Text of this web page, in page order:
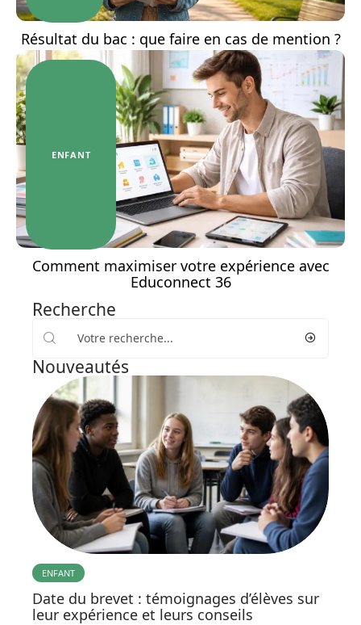
Résultat du bac : que faire en cas de mention ?
ENFANT
Comment maximiser votre expérience avec
Educonnect 36
Recherche
Nouveautés
ENFANT
Date du brevet : témoignages d’élèves sur
leur expérience et leurs conseils